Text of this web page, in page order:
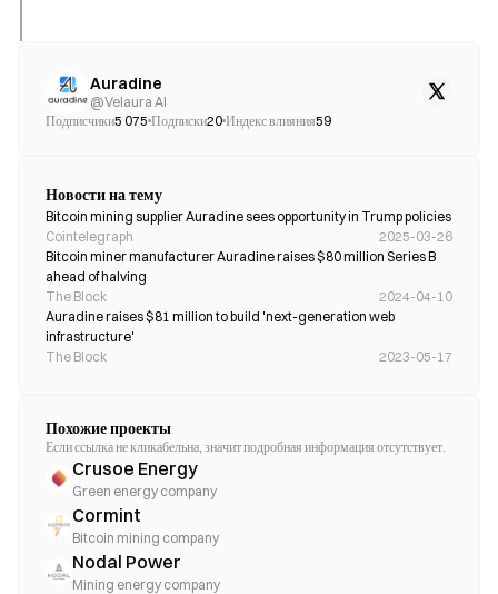
Auradine
@Velaura AI
Подписчики5 075 Подписки20 Индекс влияния59
Новости на тему
Bitcoin mining supplier Auradine sees opportunity in Trump policies
Cointelegraph
2025-03-26
Bitcoin miner manufacturer Auradine raises $80 million Series B
The Block
2024-04-10
Auradine raises $81 million to build 'next-generation web
infrastructure'
The Block
2023-05-17
Похожие проекты
Если ссылка не кликабельна, значит подробная информация отсутствует.
Crusoe Energy
Green energy company
Cormint
Bitcoin mining company
Nodal Power
Mining energy company